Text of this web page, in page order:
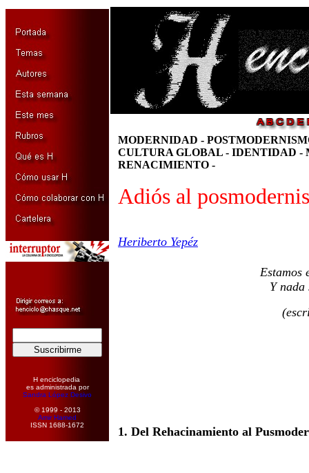
H enciclopedia
es administrada por
Sandra López Desivo
© 1999 - 2013
Amir Hamed
ISSN 1688-1672
MODERNIDAD -
CULTURA GLOBAL - IDENTIDAD -
RENACIMIENTO -
Adiós al
Heriberto Yepéz
Estamos
Y
1. Del Rehacinamiento al